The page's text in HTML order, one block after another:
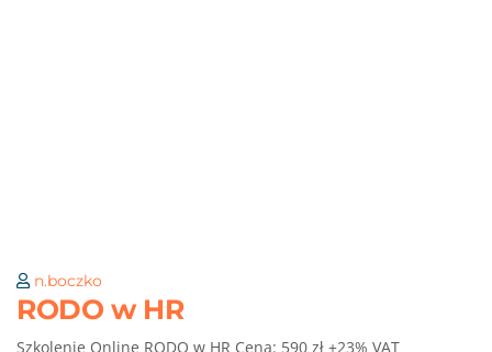
n.boczko
RODO w HR
Szkolenie Online RODO w HR Cena: 590 zł +23% VAT